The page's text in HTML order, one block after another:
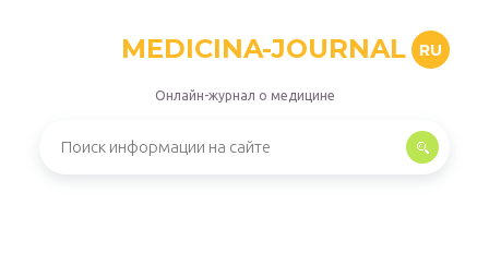
MEDICINA-JOURNAL RU
Онлайн-журнал о медицине